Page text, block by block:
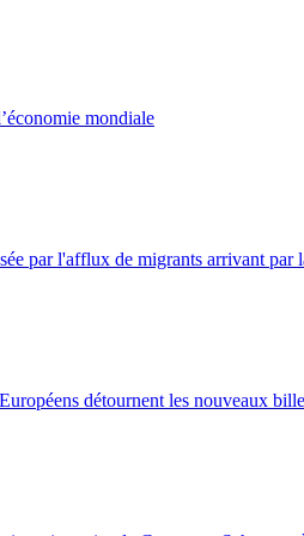
mondiale
par l'afflux de migrants arrivant par
détournent les nouveaux